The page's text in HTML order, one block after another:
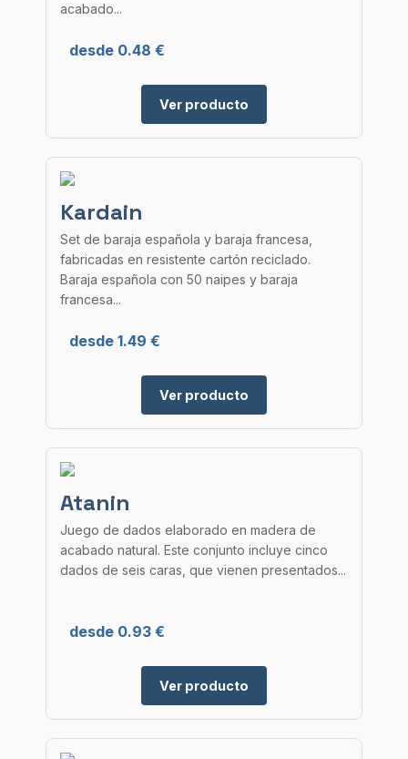
acabado...
desde 0.48 €
Ver producto
Kardain
Set de baraja española y baraja francesa,
fabricadas en resistente cartón reciclado.
Baraja española con 50 naipes y baraja
francesa...
desde 1.49 €
Ver producto
Atanin
Juego de dados elaborado en madera de
acabado natural. Este conjunto incluye cinco
dados de seis caras, que vienen presentados...
desde 0.93 €
Ver producto